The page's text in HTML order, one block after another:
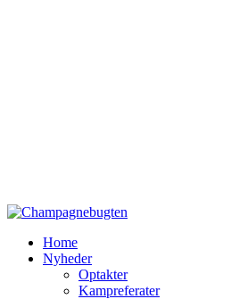
Home
Nyheder
Optakter
Kampreferater